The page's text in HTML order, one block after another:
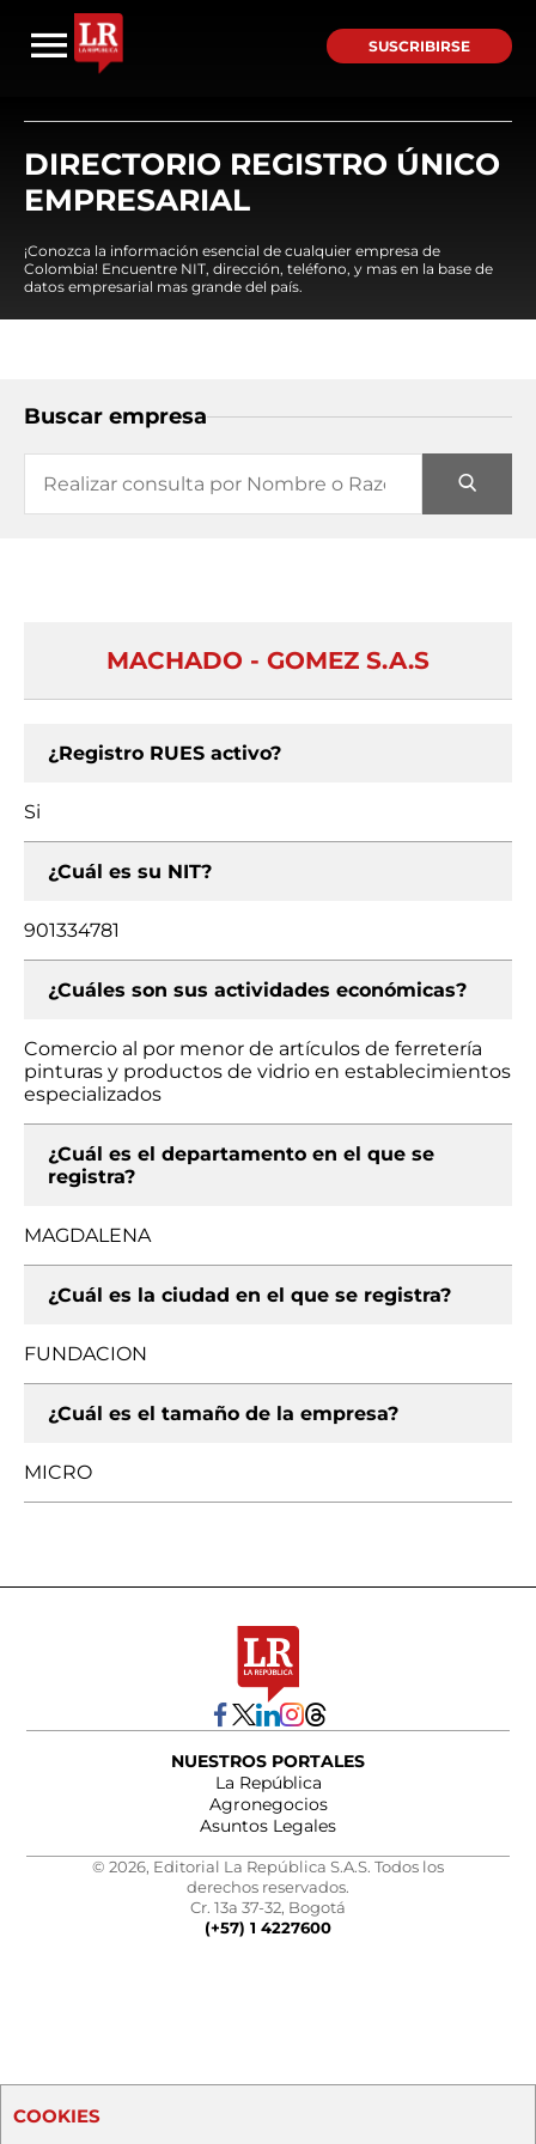
SUSCRIBIRSE
DIRECTORIO REGISTRO ÚNICO
EMPRESARIAL
¡Conozca la información esencial de cualquier empresa de
Colombia! Encuentre NIT, dirección, teléfono, y mas en la base de
datos empresarial mas grande del país.
Buscar empresa
MACHADO - GOMEZ S.A.S
¿Registro RUES activo?
Si
¿Cuál es su NIT?
901334781
¿Cuáles son sus actividades económicas?
Comercio al por menor de artículos de ferretería
pinturas y productos de vidrio en establecimientos
especializados
¿Cuál es el departamento en el que se
registra?
MAGDALENA
¿Cuál es la ciudad en el que se registra?
FUNDACION
¿Cuál es el tamaño de la empresa?
MICRO
NUESTROS PORTALES
La República
Agronegocios
Asuntos Legales
© 2026, Editorial La República S.A.S. Todos los
derechos reservados.
Cr. 13a 37-32, Bogotá
(+57) 1 4227600
COOKIES